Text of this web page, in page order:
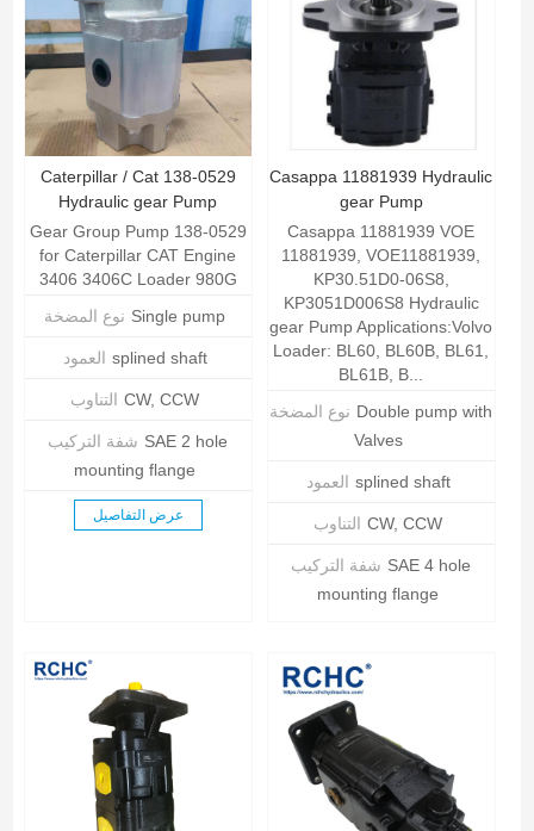
Caterpillar / Cat 138-0529
Hydraulic gear Pump
Gear Group Pump 138-0529
for Caterpillar CAT Engine
3406 3406C Loader 980G
نوع المضخة Single pump
العمود splined shaft
التناوب CW, CCW
شفة التركيب SAE 2 hole
mounting flange
عرض التفاصيل
Casappa 11881939 Hydraulic
gear Pump
Casappa 11881939 VOE
11881939, VOE11881939,
KP30.51D0-06S8,
KP3051D006S8 Hydraulic
gear Pump Applications:Volvo
Loader: BL60, BL60B, BL61,
BL61B, B...
نوع المضخة Double pump with
Valves
العمود splined shaft
التناوب CW, CCW
شفة التركيب SAE 4 hole
mounting flange